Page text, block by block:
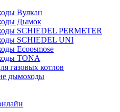
Вулкан
Дымок
SCHIEDEL PERMETER
SCHIEDEL UNI
Ecoosmose
TONA
газовых котлов
дымоходы